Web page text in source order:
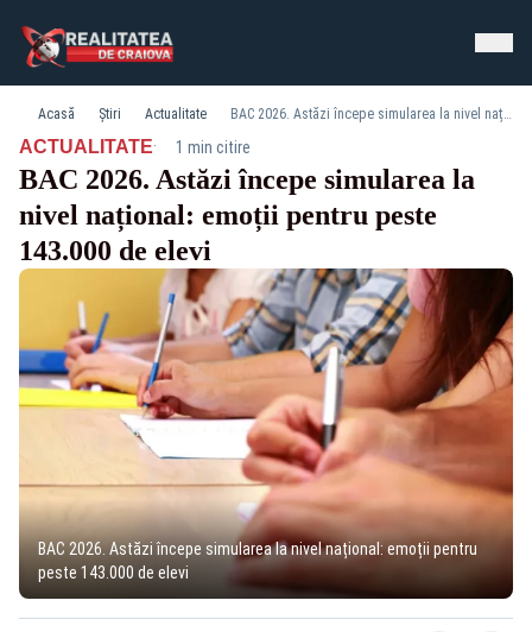
Acasă Știri Actualitate BAC 2026. Astăzi începe simularea la nivel național: emoții pentru peste 143.000 de elevi
ACTUALITATE· 1 min citire
BAC 2026. Astăzi începe simularea la
nivel național: emoții pentru peste
143.000 de elevi
BAC 2026. Astăzi începe simularea la nivel național: emoții pentru
peste 143.000 de elevi